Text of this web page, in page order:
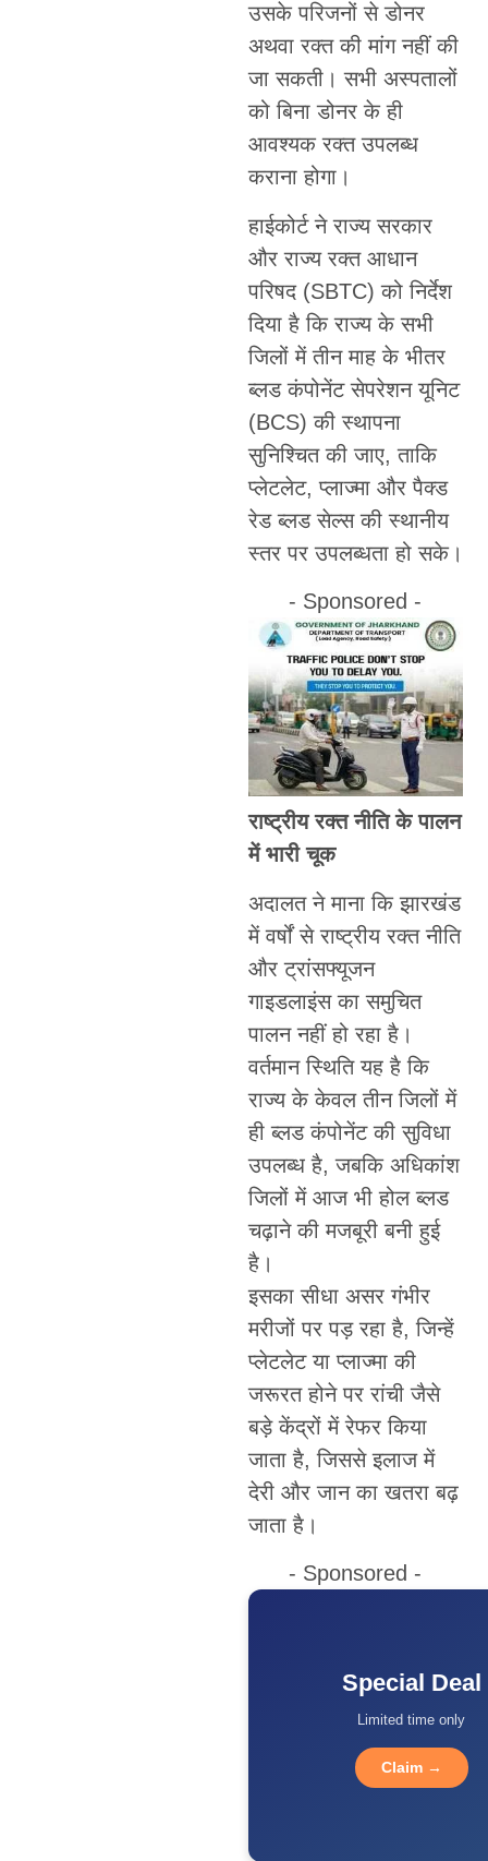
उसके परिजनों से डोनर
अथवा रक्त की मांग नहीं की
जा सकती। सभी अस्पतालों
को बिना डोनर के ही
आवश्यक रक्त उपलब्ध
कराना होगा।
हाईकोर्ट ने राज्य सरकार
और राज्य रक्त आधान
परिषद (SBTC) को निर्देश
दिया है कि राज्य के सभी
जिलों में तीन माह के भीतर
ब्लड कंपोनेंट सेपरेशन यूनिट
(BCS) की स्थापना
सुनिश्चित की जाए, ताकि
प्लेटलेट, प्लाज्मा और पैक्ड
रेड ब्लड सेल्स की स्थानीय
स्तर पर उपलब्धता हो सके।
- Sponsored -
राष्ट्रीय रक्त नीति के पालन
में भारी चूक
अदालत ने माना कि झारखंड
में वर्षों से राष्ट्रीय रक्त नीति
और ट्रांसफ्यूजन
गाइडलाइंस का समुचित
पालन नहीं हो रहा है।
वर्तमान स्थिति यह है कि
राज्य के केवल तीन जिलों में
ही ब्लड कंपोनेंट की सुविधा
उपलब्ध है, जबकि अधिकांश
जिलों में आज भी होल ब्लड
चढ़ाने की मजबूरी बनी हुई
है।
इसका सीधा असर गंभीर
मरीजों पर पड़ रहा है, जिन्हें
प्लेटलेट या प्लाज्मा की
जरूरत होने पर रांची जैसे
बड़े केंद्रों में रेफर किया
जाता है, जिससे इलाज में
देरी और जान का खतरा बढ़
जाता है।
- Sponsored -
Special Deal
Limited time only
Claim →